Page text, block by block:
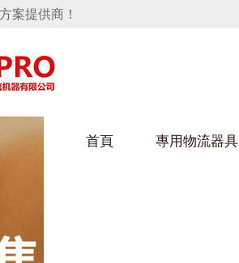
提供商！
首頁 專用物流器具